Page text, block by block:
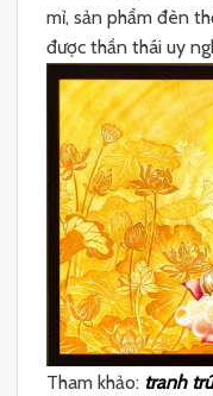
mỉ, sản phẩm đèn
được thần thái uy
Tham khảo: tranh